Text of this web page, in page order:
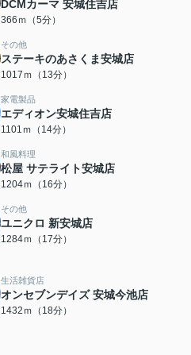
DCMカーマ 安城住吉店
366ｍ（5分）
その他
ステーキのあさくま安城店
1017ｍ（13分）
家電製品
エディオン安城住吉店
1101ｍ（14分）
和風料理
松屋 サテライト安城店
1204ｍ（16分）
その他
ユニクロ 新安城店
1284ｍ（17分）
生活雑貨店
オンセブンデイズ 安城今池店
1432ｍ（18分）